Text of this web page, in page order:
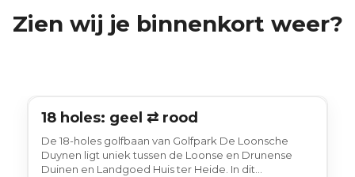
Zien wij je binnenkort weer?
18 holes
18 holes: geel ⇄ rood
De 18-holes golfbaan van Golfpark De Loonsche
Duynen ligt uniek tussen de Loonse en Drunense
Duinen en Landgoed Huis ter Heide. In dit